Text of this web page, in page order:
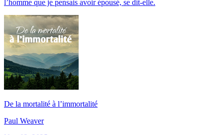
l’homme que je pensais avoir épousé, se dit-elle.
De la mortalité à l’immortalité
Paul Weaver